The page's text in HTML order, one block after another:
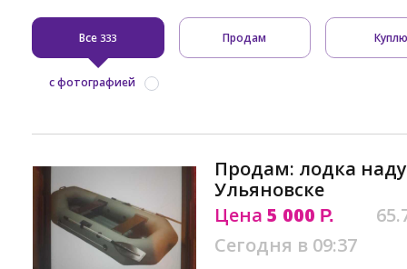
Все333 Продам
с фотографией
Продам: лодка
Ульяновске
Цена 5 000 Р.
Сегодня в 09:37